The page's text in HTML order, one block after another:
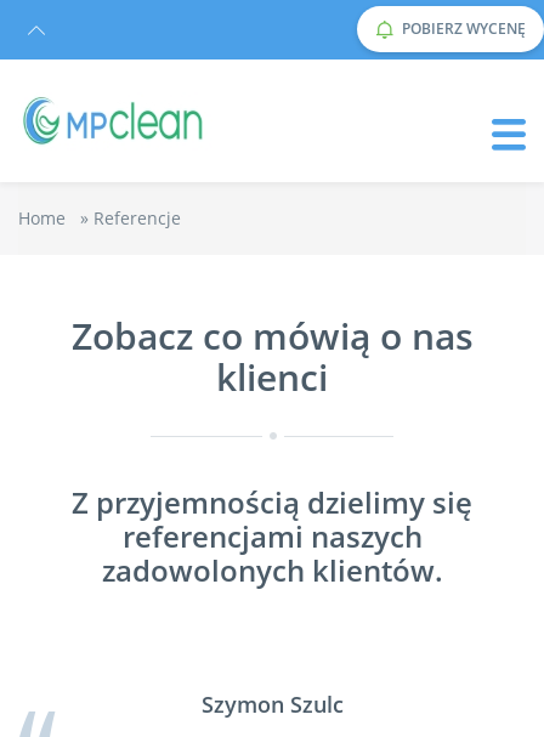
POBIERZ WYCENĘ
Home » Referencje
Zobacz co mówią o nas
klienci
Z przyjemnością dzielimy się
referencjami naszych
zadowolonych klientów.
Szymon Szulc